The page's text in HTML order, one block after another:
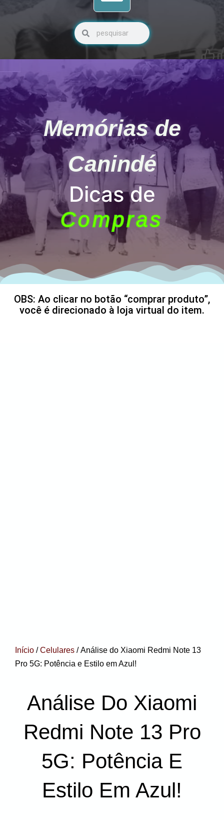
Pesquisar
Memórias de
Canindé
Dicas de
Compras
OBS: Ao clicar no botão “comprar produto”,
você é direcionado à loja virtual do item.
Início /Celulares / Análise do Xiaomi Redmi Note 13
Pro 5G: Potência e Estilo em Azul!
Análise Do Xiaomi
Redmi Note 13 Pro
5G: Potência E
Estilo Em Azul!